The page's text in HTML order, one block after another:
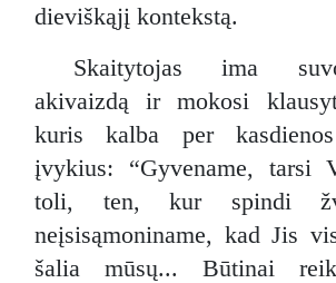
dieviškąjį kontekstą.
Skaitytojas ima
akivaizdą ir mokosi
kuris kalba per
įvykius: “Gyvename, tarsi
toli, ten, kur spindi
neįsisąmoniname, kad Jis
šalia mūsų... Būtinai